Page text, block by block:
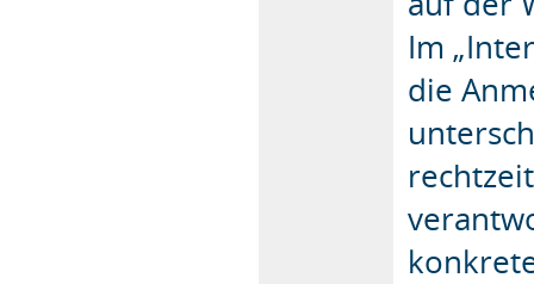
Im
die